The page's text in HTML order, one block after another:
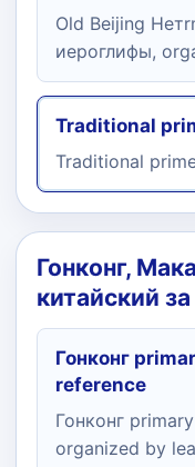
Old Beijing
иероглифы,
Traditional
Traditional
Гонконг,
китайский
Гонконг
reference
Гонконг
organized by